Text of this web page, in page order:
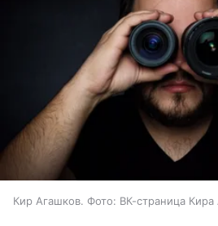
Кир Агашков. Фото: ВК-страница Кира